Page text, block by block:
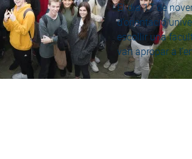
El dia 17 de
d’orientació
escollir una
van apropar a